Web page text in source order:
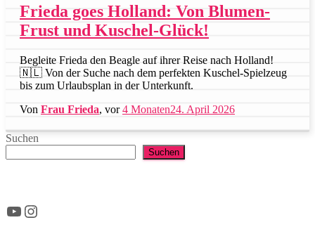
Frieda goes Holland: Von Blumen-
Frust und Kuschel-Glück!
Begleite Frieda den Beagle auf ihrer Reise nach Holland!
🇳🇱 Von der Suche nach dem perfekten Kuschel-Spielzeug
bis zum Urlaubsplan in der Unterkunft.
Von Frau Frieda, vor4 Monaten24. April 2026
Suchen
Suchen
YouTube
Instagram